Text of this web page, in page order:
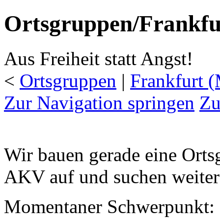
Ortsgruppen/
Aus Freiheit statt Angst!
< Ortsgruppen ‎ | Frankfurt
Zur Navigation springen
Wir bauen gerade eine
AKV auf und suchen
Momentaner Schwerpunkt: